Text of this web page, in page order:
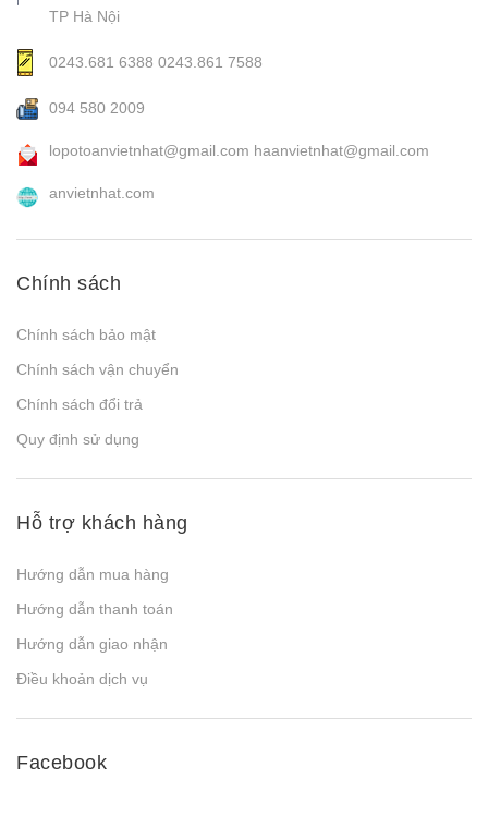
TP Hà Nội
0243.681 6388 0243.861 7588
094 580 2009
lopotoanvietnhat@gmail.com haanvietnhat@gmail.com
anvietnhat.com
Chính sách
Chính sách bảo mật
Chính sách vận chuyển
Chính sách đổi trả
Quy định sử dụng
Hỗ trợ khách hàng
Hướng dẫn mua hàng
Hướng dẫn thanh toán
Hướng dẫn giao nhận
Điều khoản dịch vụ
Facebook